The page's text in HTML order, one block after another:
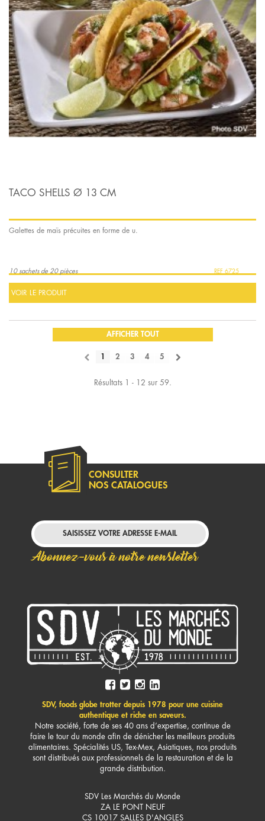
TACO SHELLS Ø 13 CM
Galettes de maïs précuites en forme de u.
10 sachets de 20 pièces 6725
VOIR LE PRODUIT
AFFICHER TOUT
1 2 3 4 5
Résultats 1 - 12 sur 59.
CONSULTER
NOS CATALOGUES
Abonnez-vous à notre newsletter
SDV, foods globe trotter depuis 1978 pour une cuisine
authentique et riche en saveurs.
Notre société, forte de ses 40 ans d’expertise, continue de
faire le tour du monde afin de dénicher les meilleurs produits
alimentaires. Spécialités US, Tex-Mex, Asiatiques, nos produits
sont distribués aux professionnels de la restauration et de la
grande distribution.
SDV Les Marchés du Monde
ZA LE PONT NEUF
CS 10017 SALLES D'ANGLES